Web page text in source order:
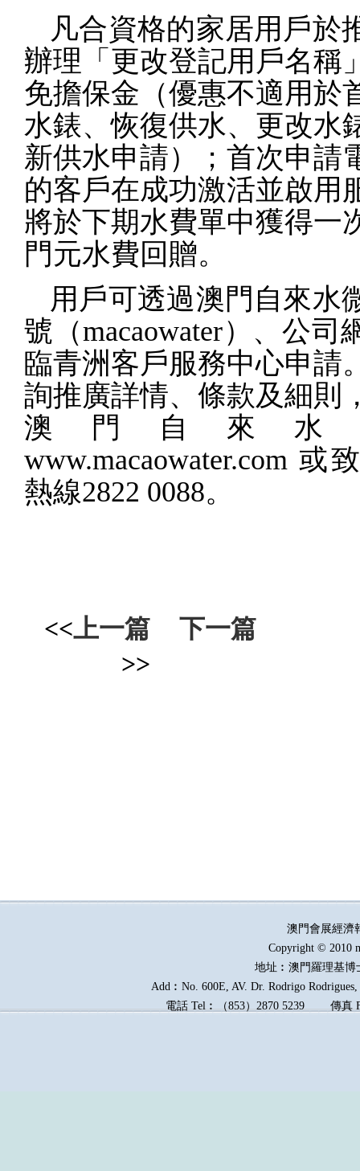
凡合資格的家居用戶於
辦理「更改登記用戶名稱
免擔保金（優惠不適用於
水錶、恢復供水、更改水
新供水申請）；首次申請
的客戶在成功激活並啟用
將於下期水費單中獲得一
門元水費回贈。
用戶可透過澳門自來水
號（macaowater）、公司
臨青洲客戶服務中心申請
詢推廣詳情、條款及細則
澳門自來水
www.macaowater.com 或
熱線2822 0088。
<<上一篇
下一篇
>>
澳門會展經
Copyright © 2010
地址︰澳門羅理基博
Add︰No. 600E, AV. Dr. Rodrigo
電話 Tel︰（853）2870 5239傳真